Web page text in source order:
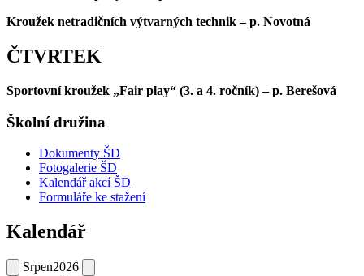
Kroužek netradičních výtvarných technik – p. Novotná
ČTVRTEK
Sportovní kroužek „Fair play“ (3. a 4. ročník) – p. Berešová
Školní družina
Dokumenty ŠD
Fotogalerie ŠD
Kalendář akcí ŠD
Formuláře ke stažení
Kalendář
Srpen2026